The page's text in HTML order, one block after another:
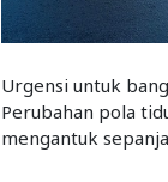
Urgensi untuk
Perubahan pola
mengantuk